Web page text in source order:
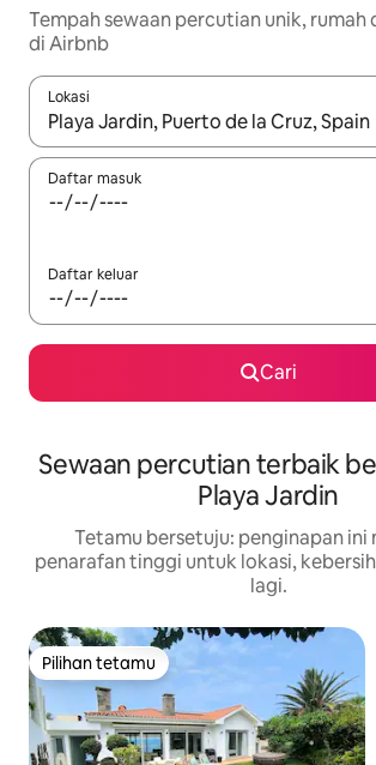
Tempah sewaan percutian unik, rumah
di Airbnb
Lokasi
Apabila hasil tersedia, navigasi dengan
Daftar masuk
Daftar keluar
Cari
Sewaan percutian terbaik
Playa Jardin
Tetamu bersetuju: penginapan ini
penarafan tinggi untuk lokasi,
lagi.
Pilihan tetamu
Pilihan tetamu